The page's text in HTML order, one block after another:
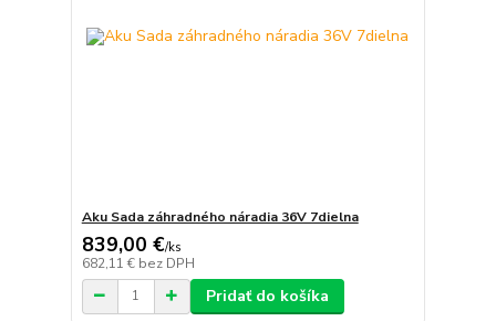
Aku Sada záhradného náradia 36V 7dielna
839,00 €/ks
682,11 € bez DPH
Pridať do košíka